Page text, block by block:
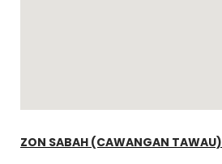
ZON SABAH (CAWANGAN TAWAU)